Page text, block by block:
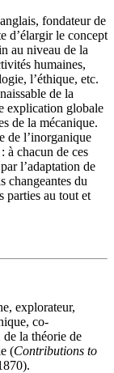
fondateur de
d’élargir le concept
au niveau de la
humaines,
l’éthique, etc.
de la
explication globale
de la mécanique.
de l’inorganique
à chacun de ces
l’adaptation de
changeantes du
parties au tout et
explorateur,
co-
la théorie de
(Contributions to